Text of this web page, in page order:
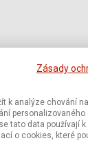
Zásady
k analýze chování
personalizovaného
tato data používají
o cookies, které